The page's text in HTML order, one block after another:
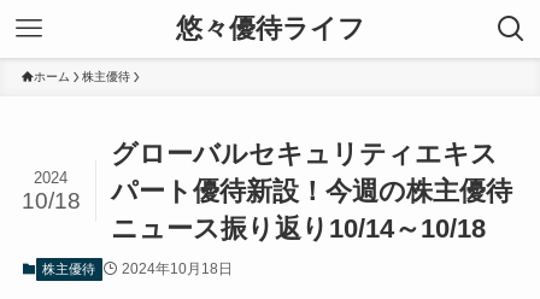
悠々優待ライフ
ホーム 株主優待
グローバルセキュリティエキス
パート優待新設！今週の株主優待
ニュース振り返り10/14～10/18
2024
10/18
株主優待 2024年10月18日